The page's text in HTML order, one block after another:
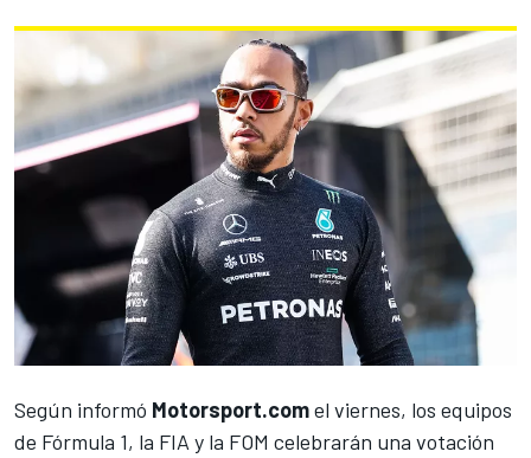
Según informó Motorsport.comel viernes, los equipos
de Fórmula 1, la FIA y la FOM celebrarán una votación